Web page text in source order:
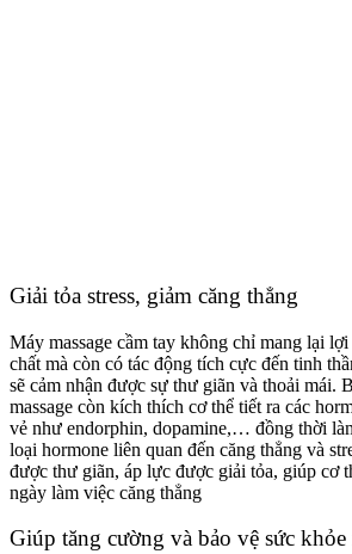
Giải tỏa stress, giảm căng thẳng
Máy massage cầm tay không chỉ mang lại
chất mà còn có tác động tích cực đến tinh
sẽ cảm nhận được sự thư giãn và thoải mái.
massage còn kích thích cơ thể tiết ra các
vẻ như endorphin, dopamine,… đồng thời
loại hormone liên quan đến căng thẳng và
được thư giãn, áp lực được giải tỏa, giúp cơ
ngày làm việc căng thẳng
Giúp tăng cường và bảo vệ sức